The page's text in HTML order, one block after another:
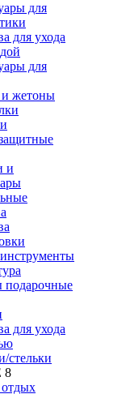
для
для ухода
для
и жетоны
и
подарочные
для ухода
стельки
8